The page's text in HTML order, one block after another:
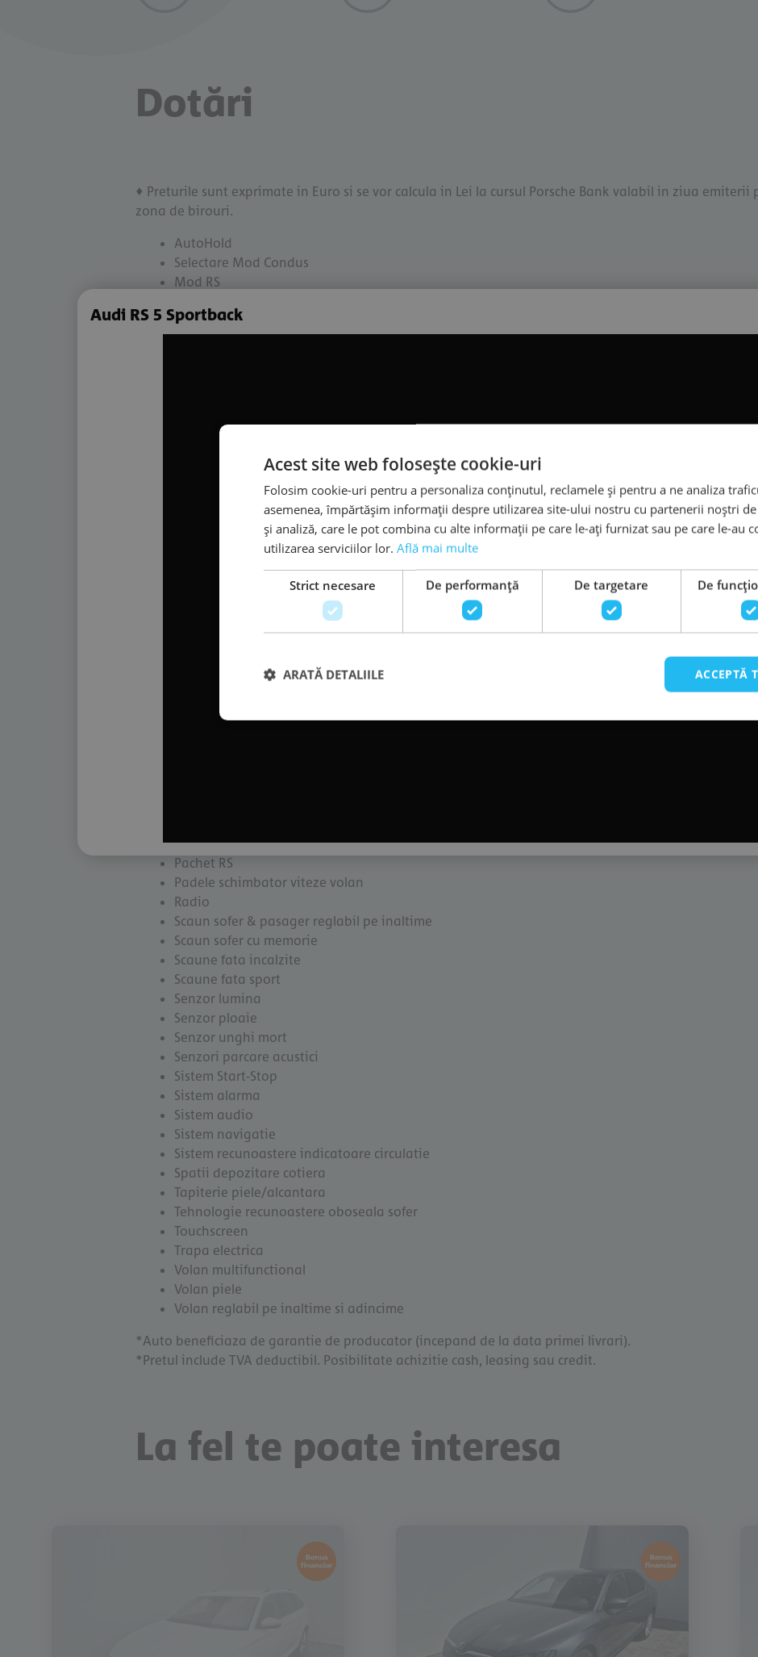
Dotări
♦ Preturile sunt exprimate in Euro si se vor calcula in Lei la cursul Porsche Bank valabil in ziua emiterii
zona de birouri.
AutoHold
Selectare Mod Condus
Mod RS
ABS - Sistem antiblocare roti
Asistent franare de urgenta
Asistenta la pastrarea directiei de mers
Asistenta la schimbarea directiei de mers
Bancheta spate divizata
Bancheta spate incalzita
Buton de pornire
Calculator bord
Camera video marsalier
Cotiera centrala fata
Oglinda exterioara reglabila electric
Pachet RS
Padele schimbator viteze volan
Radio
Scaun sofer & pasager reglabil pe inaltime
Scaun sofer cu memorie
Scaune fata incalzite
Scaune fata sport
Senzor lumina
Senzor ploaie
Senzor unghi mort
Senzori parcare acustici
Sistem Start-Stop
Sistem alarma
Sistem audio
Sistem navigatie
Sistem recunoastere indicatoare circulatie
Spatii depozitare cotiera
Tapiterie piele/alcantara
Tehnologie recunoastere oboseala sofer
Touchscreen
Trapa electrica
Volan multifunctional
Volan piele
Volan reglabil pe inaltime si adincime
*Auto beneficiaza de garantie de producator (incepand de la data primei livrari).
*Pretul include TVA deductibil. Posibilitate achizitie cash, leasing sau credit.
La fel te poate interesa
Acest site web folosește cookie-uri
Folosim cookie-uri pentru a personaliza conținutul, reclamele și pentru a ne analiza
asemenea, împărtășim informații despre utilizarea site-ului nostru cu partenerii noștri
și analiză, care le pot combina cu alte informații pe care le-ați furnizat sau pe care le-au
utilizarea serviciilor lor. Află mai multe
Strict necesare De performanță De targetare De
ACCEPTĂ
ARATĂ DETALIILE
Audi RS 5 Sportback